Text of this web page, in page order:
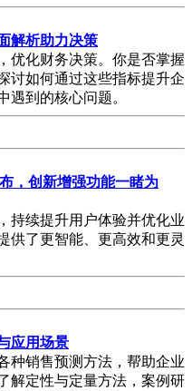
解析助力决策
优化财务决策。你是否掌握
讨如何通过这些指标提升企
遇到的核心问题。
，创新增强功能一睹为
持续提升用户体验并优化业
供了更智能、更高效和更灵
应用场景
种销售预测方法，帮助企业
解定性与定量方法，案例研